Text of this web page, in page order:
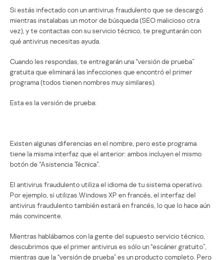
Si estás infectado con un antivirus fraudulento que se descargó
mientras instalabas un motor de búsqueda (SEO malicioso otra
vez), y te contactas con su servicio técnico, te preguntarán con
qué antivirus necesitas ayuda.
Cuando les respondas, te entregarán una “versión de prueba”
gratuita que eliminará las infecciones que encontró el primer
programa (todos tienen nombres muy similares).
Esta es la versión de prueba:
Existen algunas diferencias en el nombre, pero este programa
tiene la misma interfaz que el anterior: ambos incluyen el mismo
botón de “Asistencia Técnica”.
El antivirus fraudulento utiliza el idioma de tu sistema operativo.
Por ejemplo, si utilizas Windows XP en francés, el interfaz del
antivirus fraudulento también estará en francés, lo que lo hace aún
más convincente.
Mientras hablábamos con la gente del supuesto servicio técnico,
descubrimos que el primer antivirus es sólo un “escáner gratuito”,
mientras que la “versión de prueba” es un producto completo. Pero